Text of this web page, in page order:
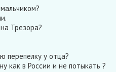
Трезора?
перепелку у отца?
как в России и не потыкать ?